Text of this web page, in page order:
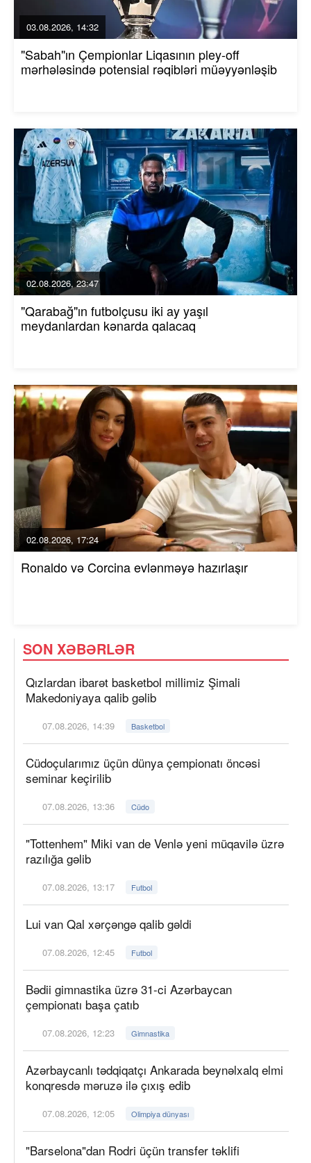
03.08.2026, 14:32
"Sabah"ın Çempionlar Liqasının pley-off
mərhələsində potensial rəqibləri müəyyənləşib
02.08.2026, 23:47
"Qarabağ"ın futbolçusu iki ay yaşıl
meydanlardan kənarda qalacaq
02.08.2026, 17:24
Ronaldo və Corcina evlənməyə hazırlaşır
SON XƏBƏRLƏR
Qızlardan ibarət basketbol millimiz Şimali
Makedoniyaya qalib gəlib
07.08.2026, 14:39 Basketbol
Cüdoçularımız üçün dünya çempionatı öncəsi
seminar keçirilib
07.08.2026, 13:36 Cüdo
"Tottenhem" Miki van de Venlə yeni müqavilə üzrə
razılığa gəlib
07.08.2026, 13:17 Futbol
Lui van Qal xərçəngə qalib gəldi
07.08.2026, 12:45 Futbol
Bədii gimnastika üzrə 31-ci Azərbaycan
çempionatı başa çatıb
07.08.2026, 12:23 Gimnastika
Azərbaycanlı tədqiqatçı Ankarada beynəlxalq elmi
konqresdə məruzə ilə çıxış edib
07.08.2026, 12:05 Olimpiya dünyası
"Barselona"dan Rodri üçün transfer təklifi